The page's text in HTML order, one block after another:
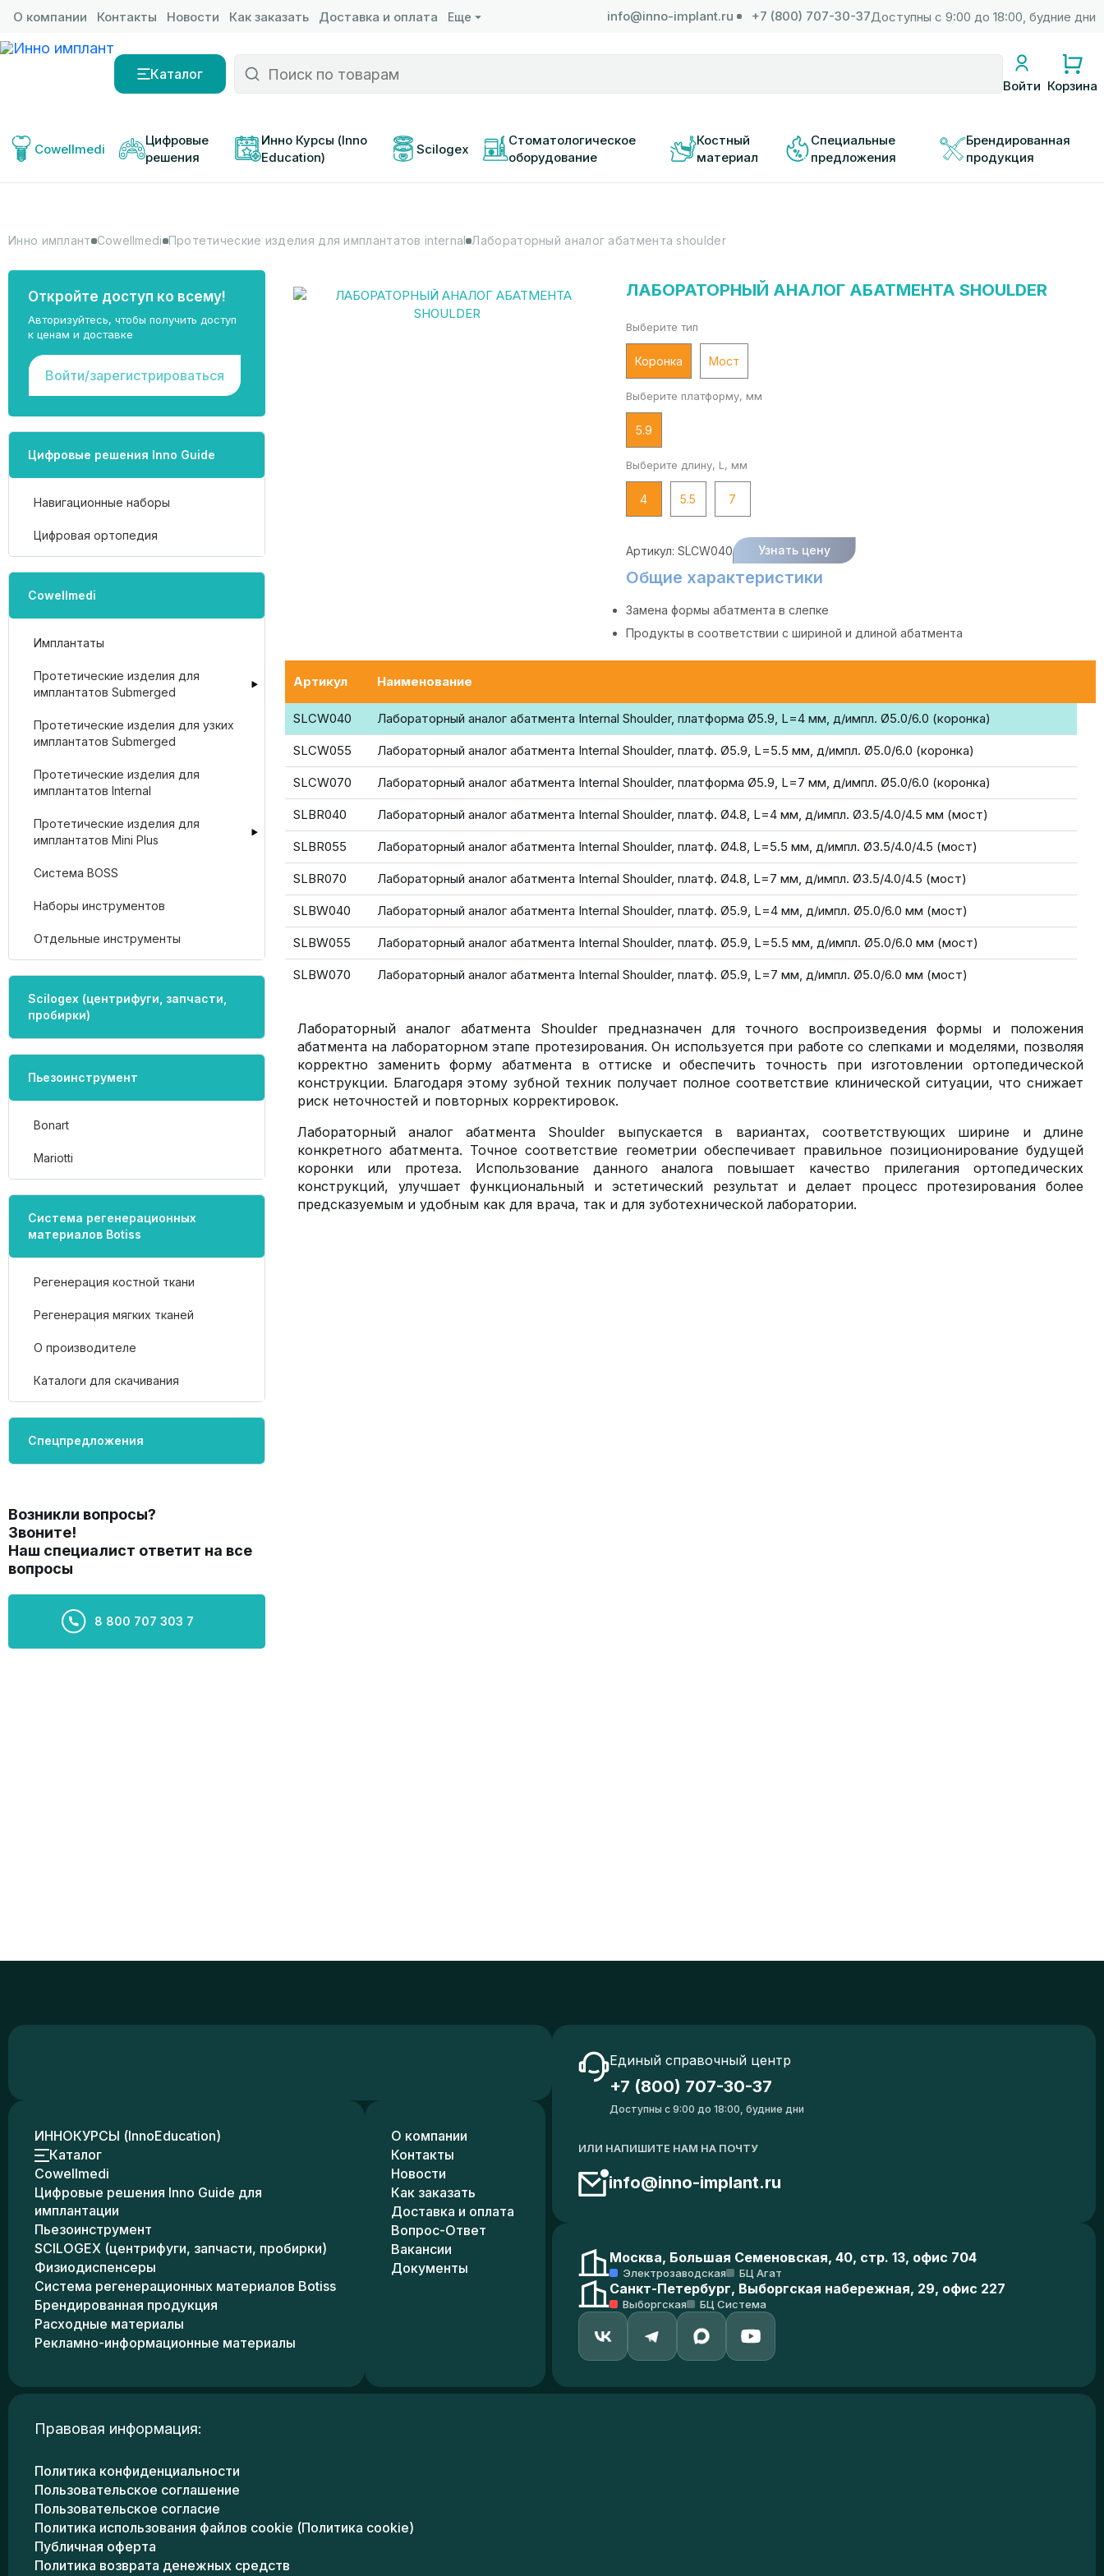
О компании Контакты Новости Как заказать Доставка и оплата Еще info@inno-implant.ru +7 (800) 707-30-37Доступны с 9:00 до 18:00, будние дни
Каталог
Войти Корзина
Cowellmedi
Цифровые
решения
Инно Курсы (Inno
Education)
Scilogex
Стоматологическое
оборудование
Костный
материал
Специальные
предложения
Брендированная
продукция
Инно имплант Cowellmedi Протетические изделия для имплантатов internal Лабораторный аналог абатмента shoulder
Откройте доступ ко всему!
Авторизуйтесь, чтобы получить доступ
к ценам и доставке
Войти/зарегистрироваться
Цифровые решения Inno Guide
Навигационные наборы
Цифровая ортопедия
Cowellmedi
Имплантаты
Протетические изделия для
имплантатов Submerged
Протетические изделия для узких
имплантатов Submerged
Протетические изделия для
имплантатов Internal
Протетические изделия для
имплантатов Mini Plus
Система BOSS
Наборы инструментов
Отдельные инструменты
Scilogex (центрифуги, запчасти,
пробирки)
Пьезоинструмент
Bonart
Mariotti
Система регенерационных
материалов Botiss
Регенерация костной ткани
Регенерация мягких тканей
О производителе
Каталоги для скачивания
Спецпредложения
Возникли вопросы?
Звоните!
Наш специалист ответит на все
вопросы
8 800 707 303 7
ЛАБОРАТОРНЫЙ АНАЛОГ АБАТМЕНТА SHOULDER
Выберите тип
Коронка Мост
Выберите платформу, мм
5.9
Выберите длину, L, мм
4 5.5 7
Артикул: SLCW040 Узнать цену
Общие характеристики
Замена формы абатмента в слепке
Продукты в соответствии с шириной и длиной абатмента
Артикул Наименование
SLCW040 Лабораторный аналог абатмента Internal Shoulder, платформа Ø5.9, L=4 мм, д/импл. Ø5.0/6.0 (коронка)
SLCW055 Лабораторный аналог абатмента Internal Shoulder, платф. Ø5.9, L=5.5 мм, д/импл. Ø5.0/6.0 (коронка)
SLCW070 Лабораторный аналог абатмента Internal Shoulder, платформа Ø5.9, L=7 мм, д/импл. Ø5.0/6.0 (коронка)
SLBR040 Лабораторный аналог абатмента Internal Shoulder, платф. Ø4.8, L=4 мм, д/импл. Ø3.5/4.0/4.5 мм (мост)
SLBR055 Лабораторный аналог абатмента Internal Shoulder, платф. Ø4.8, L=5.5 мм, д/импл. Ø3.5/4.0/4.5 (мост)
SLBR070 Лабораторный аналог абатмента Internal Shoulder, платф. Ø4.8, L=7 мм, д/импл. Ø3.5/4.0/4.5 (мост)
SLBW040 Лабораторный аналог абатмента Internal Shoulder, платф. Ø5.9, L=4 мм, д/импл. Ø5.0/6.0 мм (мост)
SLBW055 Лабораторный аналог абатмента Internal Shoulder, платф. Ø5.9, L=5.5 мм, д/импл. Ø5.0/6.0 мм (мост)
SLBW070 Лабораторный аналог абатмента Internal Shoulder, платф. Ø5.9, L=7 мм, д/импл. Ø5.0/6.0 мм (мост)
Лабораторный аналог абатмента Shoulder предназначен для точного воспроизведения формы и положения
абатмента на лабораторном этапе протезирования. Он используется при работе со слепками и моделями, позволяя
корректно заменить форму абатмента в оттиске и обеспечить точность при изготовлении ортопедической
конструкции. Благодаря этому зубной техник получает полное соответствие клинической ситуации, что снижает
риск неточностей и повторных корректировок.
Лабораторный аналог абатмента Shoulder выпускается в вариантах, соответствующих ширине и длине
конкретного абатмента. Точное соответствие геометрии обеспечивает правильное позиционирование будущей
коронки или протеза. Использование данного аналога повышает качество прилегания ортопедических
конструкций, улучшает функциональный и эстетический результат и делает процесс протезирования более
предсказуемым и удобным как для врача, так и для зуботехнической лаборатории.
ИННОКУРСЫ (InnoEducation)
Каталог
Cowellmedi
Цифровые решения Inno Guide для
имплантации
Пьезоинструмент
SCILOGEX (центрифуги, запчасти, пробирки)
Физиодиспенсеры
Система регенерационных материалов Botiss
Брендированная продукция
Расходные материалы
Рекламно-информационные материалы
О компании
Контакты
Новости
Как заказать
Доставка и оплата
Вопрос-Ответ
Вакансии
Документы
Единый справочный центр
+7 (800) 707-30-37
Доступны с 9:00 до 18:00, будние дни
ИЛИ НАПИШИТЕ НАМ НА ПОЧТУ
info@inno-implant.ru
Москва, Большая Семеновская, 40, стр. 13, офис 704
Электрозаводская БЦ Агат
Санкт-Петербург, Выборгская набережная, 29, офис 227
Выборгская БЦ Система
Правовая информация:
Политика конфиденциальности
Пользовательское соглашение
Пользовательское согласие
Политика использования файлов cookie (Политика cookie)
Публичная оферта
Политика возврата денежных средств